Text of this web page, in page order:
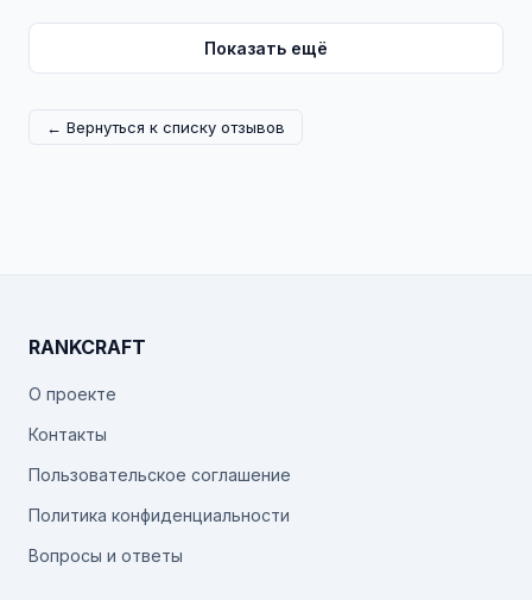
Показать ещё
← Вернуться к списку отзывов
RANKCRAFT
О проекте
Контакты
Пользовательское соглашение
Политика конфиденциальности
Вопросы и ответы